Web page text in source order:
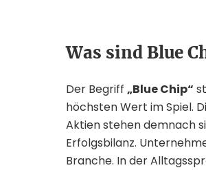
Was sind Blue
Der Begriff „Blue Chip“
höchsten Wert im Spiel.
Aktien stehen demnach
Erfolgsbilanz.
Branche. In der